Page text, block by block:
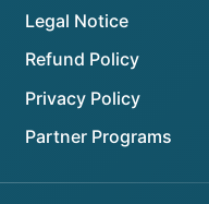
Legal Notice
Refund Policy
Privacy Policy
Partner Programs